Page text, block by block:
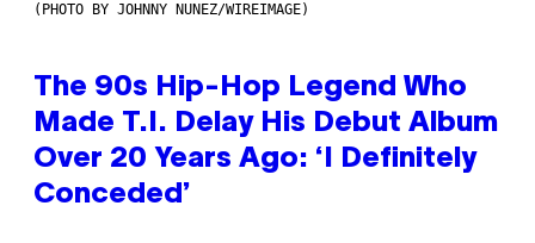
(PHOTO BY JOHNNY NUNEZ/WIREIMAGE)
The 90s Hip-Hop Legend Who
Made T.I. Delay His Debut Album
Over 20 Years Ago: ‘I Definitely
Conceded’